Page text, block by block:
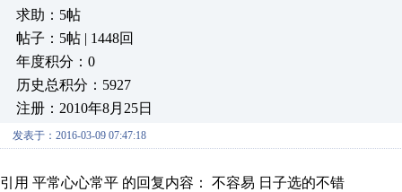
求助：5帖
帖子：5帖 | 1448回
年度积分：0
历史总积分：5927
注册：2010年8月25日
发表于：2016-03-09 07:47:18
引用 平常心心常平 的回复内容： 不容易 日子选的不错